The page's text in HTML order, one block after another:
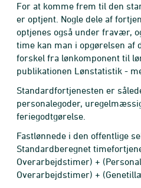
For at komme frem til den
er optjent. Nogle dele af
optjenes også under fravær,
time kan man i opgørelsen af
forskel fra lønkomponent til
publikationen Lønstatistik -
Standardfortjenesten er
personalegoder,
feriegodtgørelse.
Fastlønnede i den offentlige
Standardberegnet
Overarbejdstimer) +
Overarbejdstimer) +